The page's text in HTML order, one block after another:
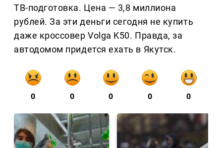
ТВ-подготовка. Цена — 3,8 миллиона
рублей. За эти деньги сегодня не купить
даже кроссовер Volga K50. Правда, за
автодомом придется ехать в Якутск.
0 0 0 0 0